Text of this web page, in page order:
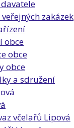
veřejných zakázek
obce
obce
obce
a sdružení
včelařů Lipová